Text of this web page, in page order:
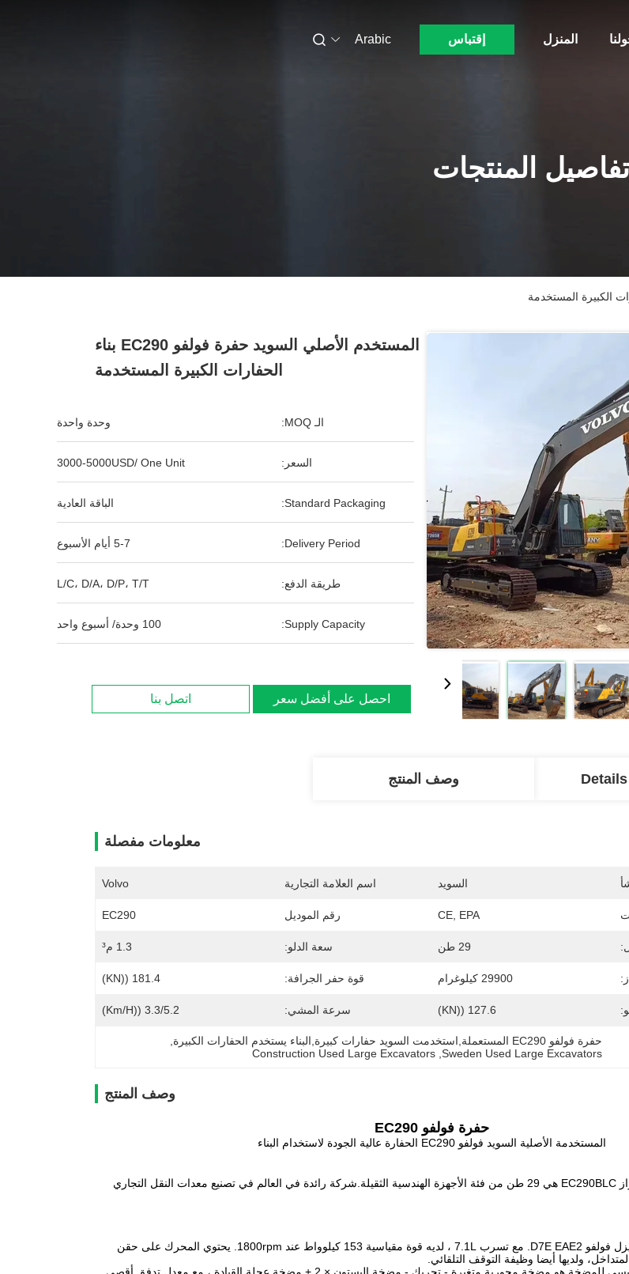
المنزل إقتباس Arabic
تفاصيل المنتجات
المستخدم الأصلي السويد حفرة فولفو EC290 بناء
الحفارات الكبيرة المستخدمة
الـ MOQ: وحدة واحدة
السعر: 3000-5000USD/ One Unit
Standard Packaging: الباقة العادية
Delivery Period: 5-7 أيام الأسبوع
طريقة الدفع: L/C، D/A، D/P، T/T
Supply Capacity: 100 وحدة/ أسبوع واحد
احصل على أفضل سعر اتصل بنا
وصف المنتج
معلومات مفصلة
السويد اسم العلامة التجارية Volvo
CE, EPA رقم الموديل EC290
29 طن سعة الدلو: 1.3 م³
29900 كيلوغرام قوة حفر الجرافة: 181.4 ((kN)
127.6 ((kN) سرعة المشي: 3.3/5.2 ((km/h)
حفرة فولفو EC290 المستعملة,استخدمت السويد حفارات كبيرة,البناء يستخدم الحفارات الكبيرة
Sweden Used Large Excavators
,
Construction Used Large Excavators
وصف المنتج
حفرة فولفو EC290
المستخدمة الأصلية السويد فولفو EC290 الحفارة عالية الجودة لاستخدام البناء
حفرة فولفو 290، مع رقم الطراز EC290BLC هي 29 طن من فئة الأجهزة الهندسية الثقيلة.شركة رائدة في العالم في تصنيع معدات النقل التجاري
- نظام الطاقة: مجهز بمحرك ديزل فولفو D7E EAE2. مع تسرب 7.1L ، لديه قوة مقياسية 153 كيلوواط عند 1800rpm. يحتوي المحرك على حقن
ولديها أيضا وظيفة التوقف التلقائي.